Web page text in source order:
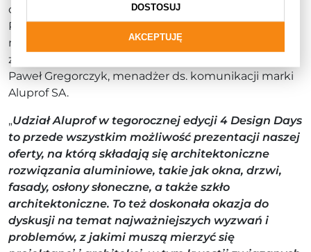
odbędzie się debata pt. „Fala renowacji dotrze do
Polski?”. Jednym z prelegentów wydarzenia,
moderowanego przez Justynę Glusman – dyrektor
zarządzającą Stowarzyszenia Fala Renowacji, będzie
Paweł Gregorczyk, menadżer ds. komunikacji marki
Aluprof SA.
„Udział Aluprof w tegorocznej edycji 4 Design Days
to przede wszystkim możliwość prezentacji naszej
oferty, na którą składają się architektoniczne
rozwiązania aluminiowe, takie jak okna, drzwi,
fasady, osłony słoneczne, a także szkło
architektoniczne. To też doskonała okazja do
dyskusji na temat najważniejszych wyzwań i
problemów, z jakimi muszą mierzyć się
AKCEPTUJĘ
DOSTOSUJ